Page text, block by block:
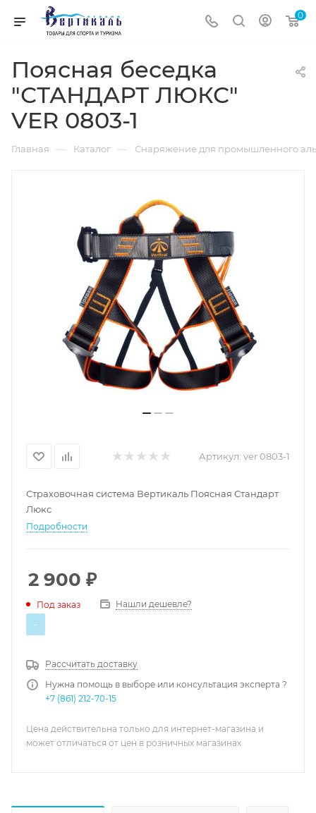
0
Поясная беседка
"СТАНДАРТ ЛЮКС"
VER 0803-1
Главная — Каталог — Снаряжение для промышленного
Артикул: ver 0803-1
Страховочная система Вертикаль Поясная Стандарт
Люкс
Подробности
2 900 ₽
Под заказ Нашли дешевле?
-
Рассчитать доставку
Нужна помощь в выборе или консультация эксперта ?
+7 (861) 212-70-15
Цена действительна только для интернет-магазина и
может отличаться от цен в розничных магазинах